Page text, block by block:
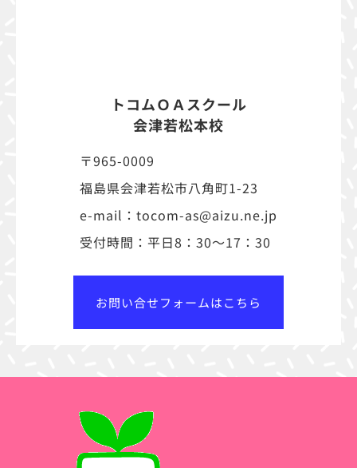
トコムＯＡスクール
会津若松本校
〒965-0009
福島県会津若松市八角町1-23
e-mail：tocom-as@aizu.ne.jp
受付時間：平日8：30～17：30
お問い合せフォームはこちら